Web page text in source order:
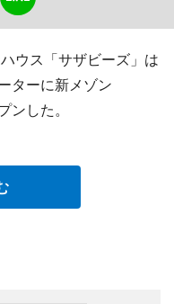
ウス「サザビーズ」は
ターに新メゾン
ンした。